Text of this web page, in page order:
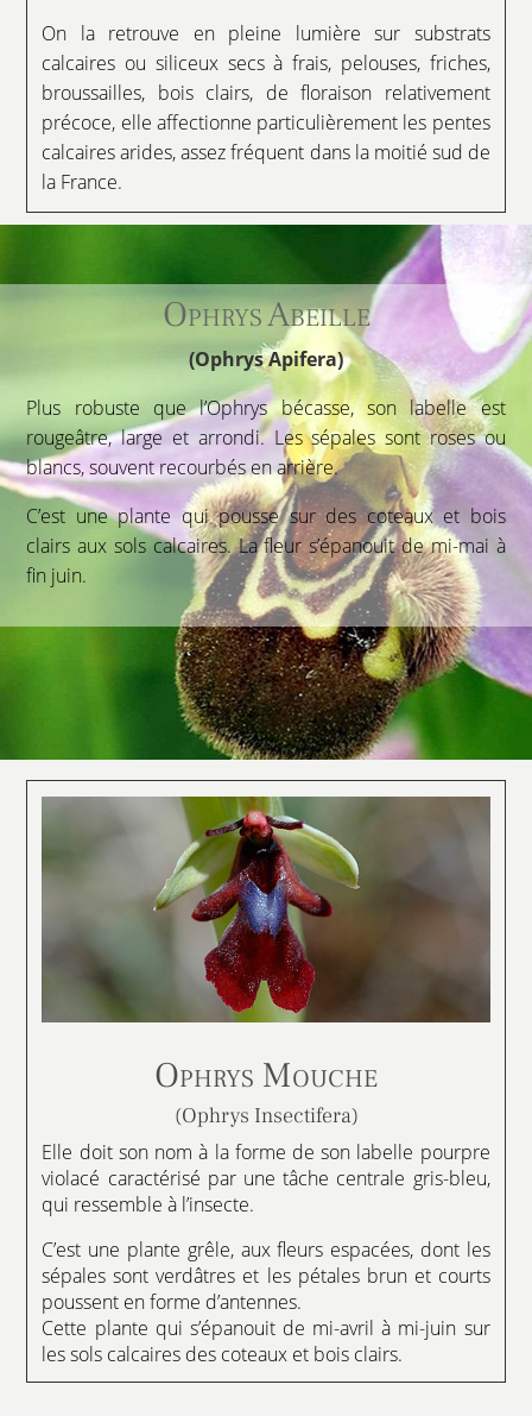
On la retrouve en pleine lumière sur substrats
calcaires ou siliceux secs à frais, pelouses, friches,
broussailles, bois clairs, de floraison relativement
précoce, elle affectionne particulièrement les pentes
calcaires arides, assez fréquent dans la moitié sud de
la France.
Ophrys Abeille
(Ophrys Apifera)
Plus robuste que l’Ophrys bécasse, son labelle est
rougeâtre, large et arrondi. Les sépales sont roses ou
blancs, souvent recourbés en arrière.
C’est une plante qui pousse sur des coteaux et bois
clairs aux sols calcaires. La fleur s’épanouit de mi-mai à
fin juin.
Ophrys Mouche
(Ophrys Insectifera)
Elle doit son nom à la forme de son labelle pourpre
violacé caractérisé par une tâche centrale gris-bleu,
qui ressemble à l’insecte.
C’est une plante grêle, aux fleurs espacées, dont les
sépales sont verdâtres et les pétales brun et courts
poussent en forme d’antennes.
Cette plante qui s’épanouit de mi-avril à mi-juin sur
les sols calcaires des coteaux et bois clairs.